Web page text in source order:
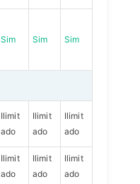
Sim Sim Sim
Ilimit
ado
Ilimit
ado
Ilimit
ado
Ilimit
ado
Ilimit
ado
Ilimit
ado